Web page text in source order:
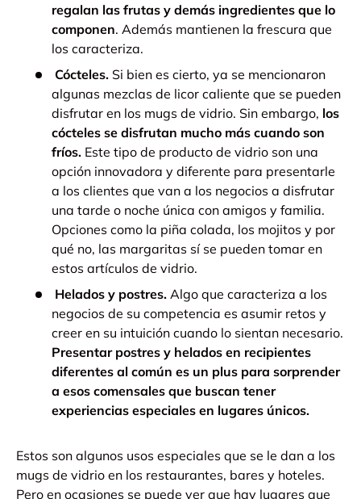
regalan las frutas y demás ingredientes que lo
componen. Además mantienen la frescura que
los caracteriza.
Cócteles. Si bien es cierto, ya se mencionaron
algunas mezclas de licor caliente que se pueden
disfrutar en los mugs de vidrio. Sin embargo, los
cócteles se disfrutan mucho más cuando son
fríos. Este tipo de producto de vidrio son una
opción innovadora y diferente para presentarle
a los clientes que van a los negocios a disfrutar
una tarde o noche única con amigos y familia.
Opciones como la piña colada, los mojitos y por
qué no, las margaritas sí se pueden tomar en
estos artículos de vidrio.
Helados y postres. Algo que caracteriza a los
negocios de su competencia es asumir retos y
creer en su intuición cuando lo sientan necesario.
Presentar postres y helados en recipientes
diferentes al común es un plus para sorprender
a esos comensales que buscan tener
experiencias especiales en lugares únicos.
Estos son algunos usos especiales que se le dan a los
mugs de vidrio en los restaurantes, bares y hoteles.
Pero en ocasiones se puede ver que hay lugares que